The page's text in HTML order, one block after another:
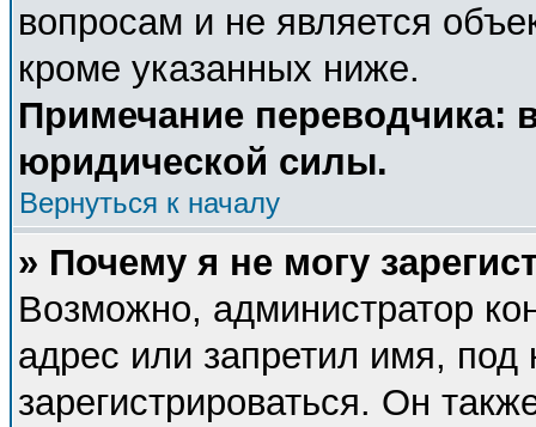
вопросам и не является
кроме указанных ниже.
Примечание переводчика:
юридической силы.
Вернуться к началу
» Почему я не могу
Возможно, администратор
адрес или запретил имя,
зарегистрироваться. Он